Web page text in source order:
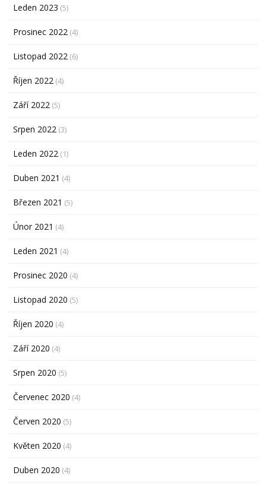
Leden 2023 (5)
Prosinec 2022 (4)
Listopad 2022 (6)
Říjen 2022 (4)
Září 2022 (5)
Srpen 2022 (3)
Leden 2022 (1)
Duben 2021 (4)
Březen 2021 (5)
Únor 2021 (4)
Leden 2021 (4)
Prosinec 2020 (4)
Listopad 2020 (5)
Říjen 2020 (4)
Září 2020 (4)
Srpen 2020 (5)
Červenec 2020 (4)
Červen 2020 (5)
Květen 2020 (4)
Duben 2020 (4)